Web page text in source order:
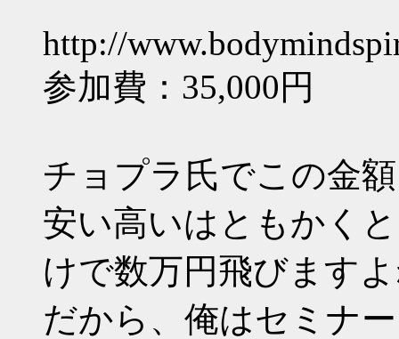
http://
参加費：35,000円
チョプラ氏でこの金
安い高いはともかく
けで数万円飛びます
だから、俺はセミナ